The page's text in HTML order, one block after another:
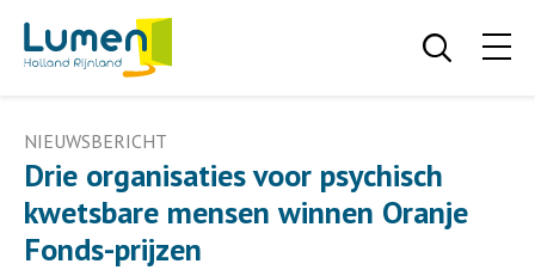
NIEUWSBERICHT
Drie organisaties voor psychisch
kwetsbare mensen winnen Oranje
Fonds-prijzen